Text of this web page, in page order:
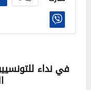
في نداء